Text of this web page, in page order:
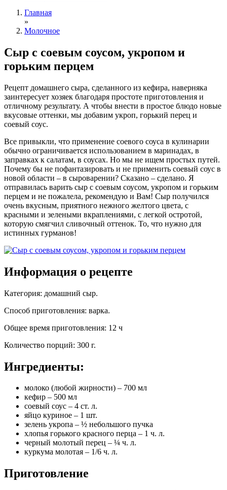
Главная
»
Молочное
Сыр с соевым соусом, укропом и
горьким перцем
Рецепт домашнего сыра, сделанного из кефира, наверняка
заинтересует хозяек благодаря простоте приготовления и
отличному результату. А чтобы внести в простое блюдо новые
вкусовые оттенки, мы добавим укроп, горький перец и
соевый соус.
Все привыкли, что применение соевого соуса в кулинарии
обычно ограничивается использованием в маринадах, в
заправках к салатам, в соусах. Но мы не ищем простых путей.
Почему бы не пофантазировать и не применить соевый соус в
новой области – в сыроварении? Сказано – сделано. Я
отправилась варить сыр с соевым соусом, укропом и горьким
перцем и не пожалела, рекомендую и Вам! Сыр получился
очень вкусным, приятного нежного желтого цвета, с
красными и зелеными вкраплениями, с легкой остротой,
которую смягчил сливочный оттенок. То, что нужно для
истинных гурманов!
Информация о рецепте
Категория: домашний сыр.
Способ приготовления: варка.
Общее время приготовления: 12 ч
Количество порций: 300 г.
Ингредиенты:
молоко (любой жирности) – 700 мл
кефир – 500 мл
соевый соус – 4 ст. л.
яйцо куриное – 1 шт.
зелень укропа – ½ небольшого пучка
хлопья горького красного перца – 1 ч. л.
черный молотый перец – ¼ ч. л.
куркума молотая – 1/6 ч. л.
Приготовление